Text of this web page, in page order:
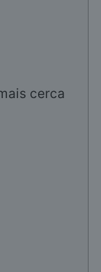
cerca